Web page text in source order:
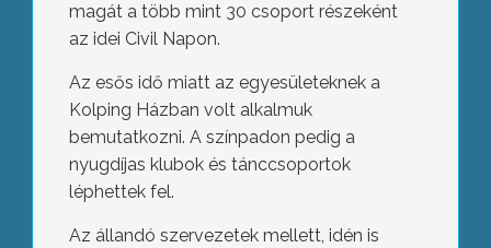
magát a több mint 30 csoport részeként
az idei Civil Napon.
Az esős idő miatt az egyesületeknek a
Kolping Házban volt alkalmuk
bemutatkozni. A színpadon pedig a
nyugdíjas klubok és tánccsoportok
léphettek fel.
Az állandó szervezetek mellett, idén is